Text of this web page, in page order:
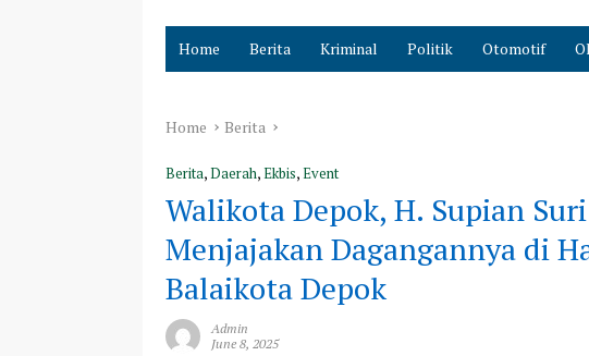
Home Berita Kriminal Politik Otomotif
Home Berita
Berita,Daerah,Ekbis,Event
Walikota Depok, H. Supian
Menjajakan Dagangannya di
Balaikota Depok
Admin
June 8, 2025